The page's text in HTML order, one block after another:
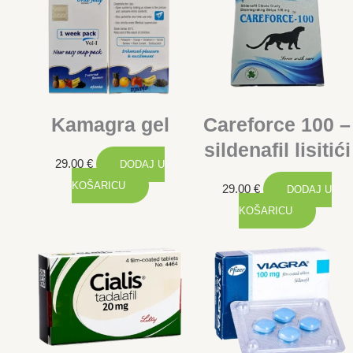
45.00 €.
Kamagra gel
29.00€
DODAJ U
KOŠARICU
Careforce 100 –
sildenafil lisitići
29.00€
DODAJ U
KOŠARICU